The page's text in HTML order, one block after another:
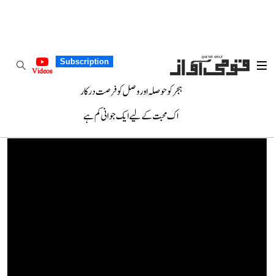
Subscription
Videos
ہجر کو حوصلہ اور وصل کو فرصت درکار
اک محبت کے لیے ایک جوانی کم ہے